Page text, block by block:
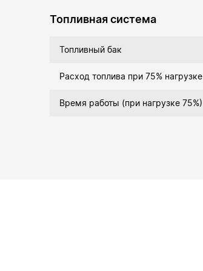
Топливная система
Топливный бак
Расход топлива при 75% нагрузке
Время работы (при нагрузке 75%)